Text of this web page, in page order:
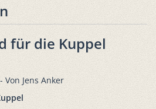
für die Kuppel
Von Jens Anker